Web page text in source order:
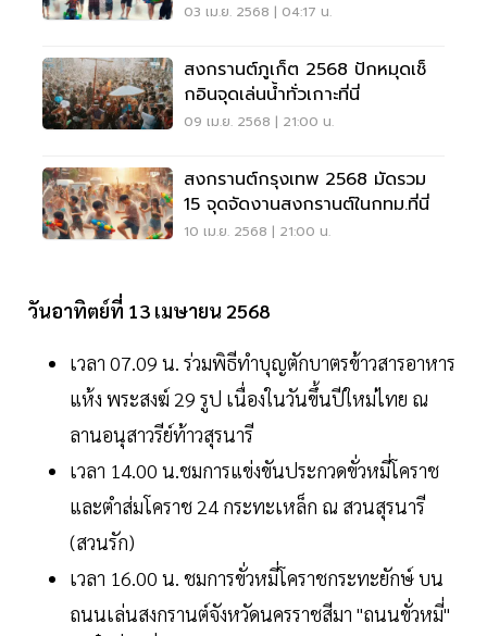
03 เม.ย. 2568 | 04:17 น.
สงกรานต์ภูเก็ต 2568 ปักหมุดเช็
กอินจุดเล่นน้ำทั่วเกาะที่นี่
09 เม.ย. 2568 | 21:00 น.
สงกรานต์กรุงเทพ 2568 มัดรวม
15 จุดจัดงานสงกรานต์ในกทม.ที่นี่
10 เม.ย. 2568 | 21:00 น.
วันอาทิตย์ที่ 13 เมษายน 2568
เวลา 07.09 น. ร่วมพิธีทำบุญตักบาตรข้าวสารอาหาร
แห้ง พระสงฆ์ 29 รูป เนื่องในวันขึ้นปีใหม่ไทย ณ
ลานอนุสาวรีย์ท้าวสุรนารี
เวลา 14.00 น.ชมการแข่งขันประกวดขั่วหมี่โคราช
และตำส่มโคราช 24 กระทะเหล็ก ณ สวนสุรนารี
(สวนรัก)
เวลา 16.00 น. ชมการขั่วหมี่โคราชกระทะยักษ์ บน
ถนนเล่นสงกรานต์จังหวัดนครราชสีมา "ถนนขั่วหมี่"